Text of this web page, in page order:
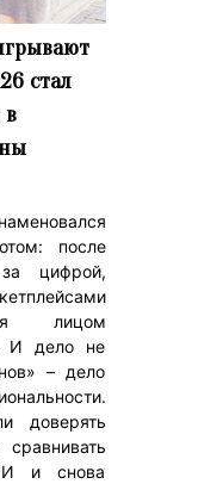
стал
в
после
цифрой,
лицом
И дело не
– дело
доверять
и снова